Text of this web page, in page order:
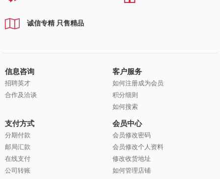
诚信专精 只售精品
信息咨询
招聘英才
合作及洽谈
客户服务
如何注册成为会员
积分细则
如何搜索
支付方式
分期付款
邮局汇款
在线支付
公司转账
会员中心
会员修改密码
会员修改个人资料
修改收货地址
如何管理店铺